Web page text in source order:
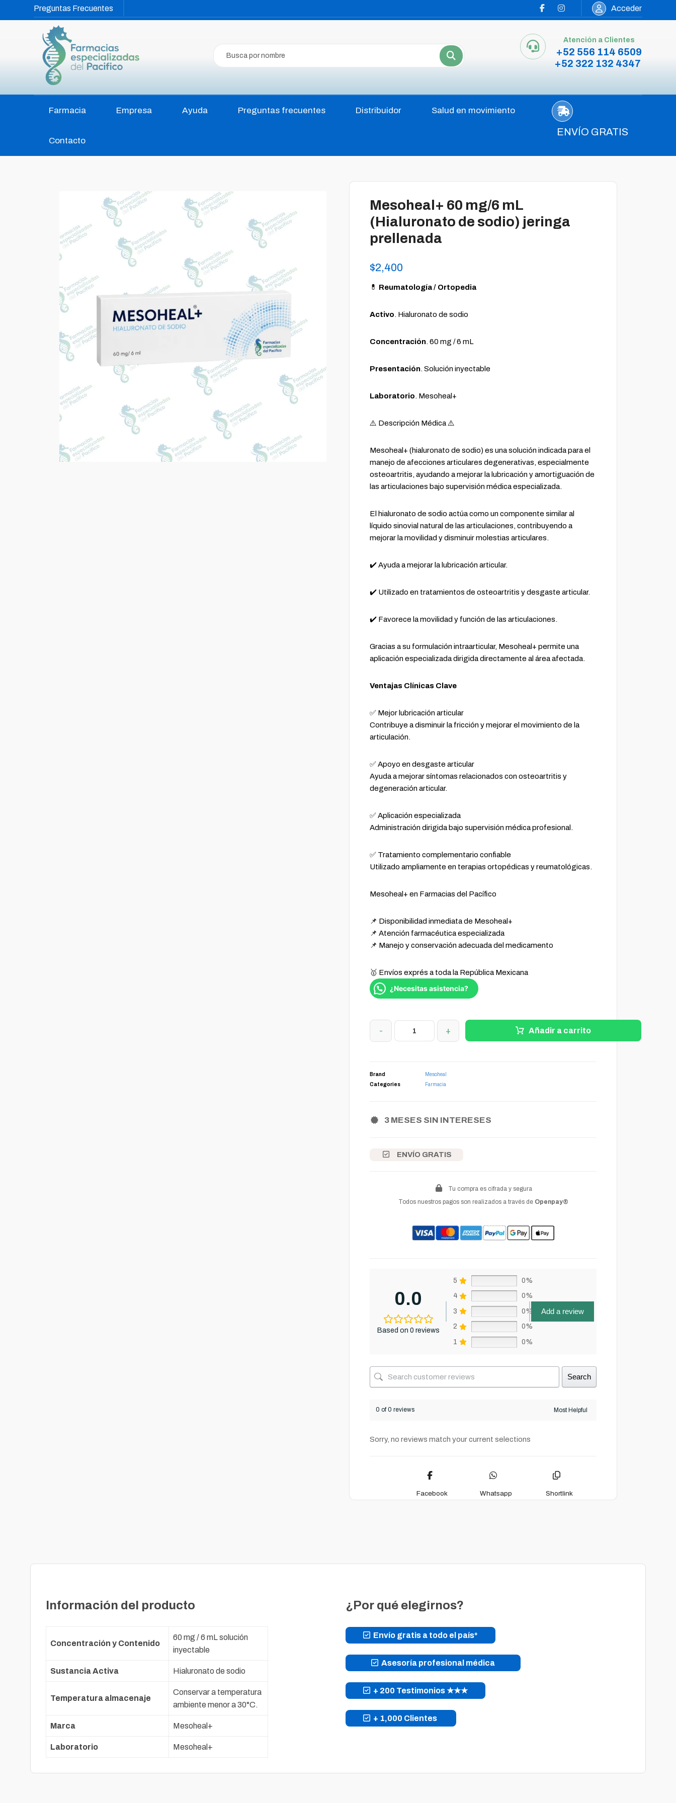
Preguntas Frecuentes Acceder
Atención a Clientes
+52 556 114 6509
+52 322 132 4347
Farmacia Empresa Ayuda Preguntas frecuentes Distribuidor Salud en movimiento
Contacto
ENVÍO GRATIS
Mesoheal+ 60 mg/6 mL
(Hialuronato de sodio) jeringa
prellenada
$2,400
💊 Reumatología / Ortopedia
Activo. Hialuronato de sodio
Concentración. 60 mg / 6 mL
Presentación. Solución inyectable
Laboratorio. Mesoheal+
⚠️ Descripción Médica ⚠️
Mesoheal+ (hialuronato de sodio) es una solución indicada para el
manejo de afecciones articulares degenerativas, especialmente
osteoartritis, ayudando a mejorar la lubricación y amortiguación de
las articulaciones bajo supervisión médica especializada.
El hialuronato de sodio actúa como un componente similar al
líquido sinovial natural de las articulaciones, contribuyendo a
mejorar la movilidad y disminuir molestias articulares.
✔️ Ayuda a mejorar la lubricación articular.
✔️ Utilizado en tratamientos de osteoartritis y desgaste articular.
✔️ Favorece la movilidad y función de las articulaciones.
Gracias a su formulación intraarticular, Mesoheal+ permite una
aplicación especializada dirigida directamente al área afectada.
Ventajas Clínicas Clave
✅ Mejor lubricación articular
Contribuye a disminuir la fricción y mejorar el movimiento de la
articulación.
✅ Apoyo en desgaste articular
Ayuda a mejorar síntomas relacionados con osteoartritis y
degeneración articular.
✅ Aplicación especializada
Administración dirigida bajo supervisión médica profesional.
✅ Tratamiento complementario confiable
Utilizado ampliamente en terapias ortopédicas y reumatológicas.
Mesoheal+ en Farmacias del Pacífico
📌 Disponibilidad inmediata de Mesoheal+
📌 Atención farmacéutica especializada
📌 Manejo y conservación adecuada del medicamento
🥇 Envíos exprés a toda la República Mexicana
¿Necesitas asistencia?
- + Añadir a carrito
Brand
Mesoheal
Categories
Farmacia
3 MESES SIN INTERESES
ENVÍO GRATIS
Tu compra es cifrada y segura
Todos nuestros pagos son realizados a través de Openpay®
0.0
Based on 0 reviews
5 0%
4 0%
3 0%
2 0%
1 0%
Add a review
Search
0 of 0 reviews
Sorry, no reviews match your current selections
Facebook Whatsapp Shortlink
Información del producto
Concentración y Contenido
60 mg / 6 mL solución
inyectable
Sustancia Activa Hialuronato de sodio
Temperatura almacenaje
Conservar a temperatura
ambiente menor a 30°C.
Marca Mesoheal+
Laboratorio Mesoheal+
¿Por qué elegirnos?
Envío gratis a todo el país*
Asesoría profesional médica
+ 200 Testimonios ★★★
+ 1,000 Clientes